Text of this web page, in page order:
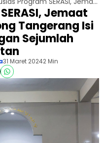
Jemaat
Tangerang Isi
Sejumlah
31 Maret 20242 Min